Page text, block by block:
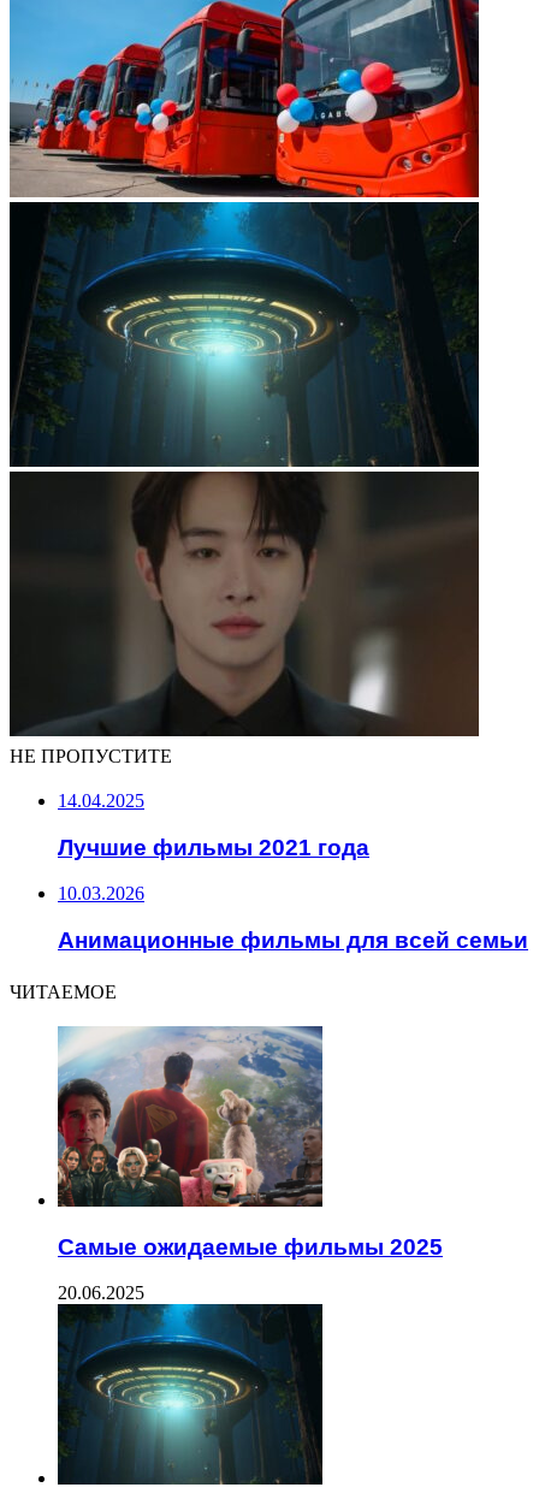
НЕ ПРОПУСТИТЕ
14.04.2025
Лучшие фильмы 2021 года
10.03.2026
Анимационные фильмы для всей семьи
ЧИТАЕМОЕ
Самые ожидаемые фильмы 2025
20.06.2025